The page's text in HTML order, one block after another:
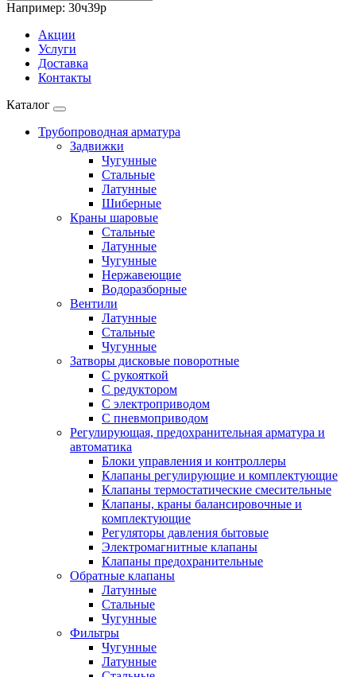
Например: 30ч39р
Акции
Услуги
Доставка
Контакты
Каталог
Трубопроводная арматура
Задвижки
Чугунные
Стальные
Латунные
Шиберные
Краны шаровые
Стальные
Латунные
Чугунные
Нержавеющие
Водоразборные
Вентили
Латунные
Стальные
Чугунные
Затворы дисковые поворотные
С рукояткой
С редуктором
С электроприводом
С пневмоприводом
Регулирующая, предохранительная арматура и
автоматика
Блоки управления и контроллеры
Клапаны регулирующие и комплектующие
Клапаны термостатические смесительные
Клапаны, краны балансировочные и
комплектующие
Регуляторы давления бытовые
Электромагнитные клапаны
Клапаны предохранительные
Обратные клапаны
Латунные
Стальные
Чугунные
Фильтры
Чугунные
Латунные